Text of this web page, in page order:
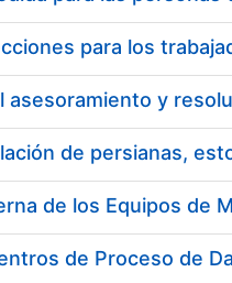
de persianas,